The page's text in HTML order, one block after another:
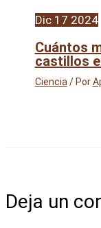
Dic 17 2024
Cuántos
castillos
Ciencia / Por
Deja un